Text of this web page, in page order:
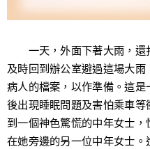
一天，外面下著大雨，還
及時回到辦公室避過這場大
病人的檔案，以作準備。這
後出現睡眠問題及害怕乘車
到一個神色驚慌的中年女士
在她旁邊的另一位中年女士。